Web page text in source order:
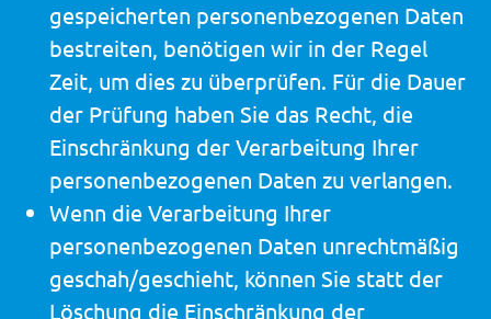
gespeicherten personenbezogenen Daten
bestreiten, benötigen wir in der Regel
Zeit, um dies zu überprüfen. Für die Dauer
der Prüfung haben Sie das Recht, die
Einschränkung der Verarbeitung Ihrer
personenbezogenen Daten zu verlangen.
Wenn die Verarbeitung Ihrer
personenbezogenen Daten unrechtmäßig
geschah/geschieht, können Sie statt der
Löschung die Einschränkung der